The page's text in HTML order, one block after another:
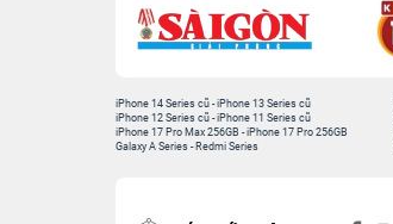
iPhone 14 Series cũ -iPhone 13 Series cũ
iPhone 12 Series cũ -iPhone 11 Series cũ
iPhone 17 Pro Max 256GB -iPhone 17 Pro 256GB
Galaxy A Series - Redmi Series